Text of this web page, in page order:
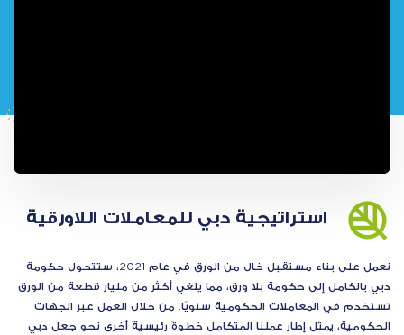
استراتيجية دبي للمعاملات اللاورقية
نعمل على بناء مستقبل خال من الورق في عام 2021، ستتحول حكومة
دبي بالكامل إلى حكومة بلا ورق، مما يلغي أكثر من مليار قطعة من الورق
تستخدم في المعاملات الحكومية سنويًا. من خلال العمل عبر الجهات
الحكومية، يمثل إطار عملنا المتكامل خطوةً رئيسيةً أخرى نحو جعل دبي